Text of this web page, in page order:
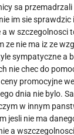
sa
im sie
a w szczegolnosci
ze nie ma iz ze
sympatyczne a
nie chec do
promocyjne
dnia nie bylo.
w innym
jesli nie ma
a